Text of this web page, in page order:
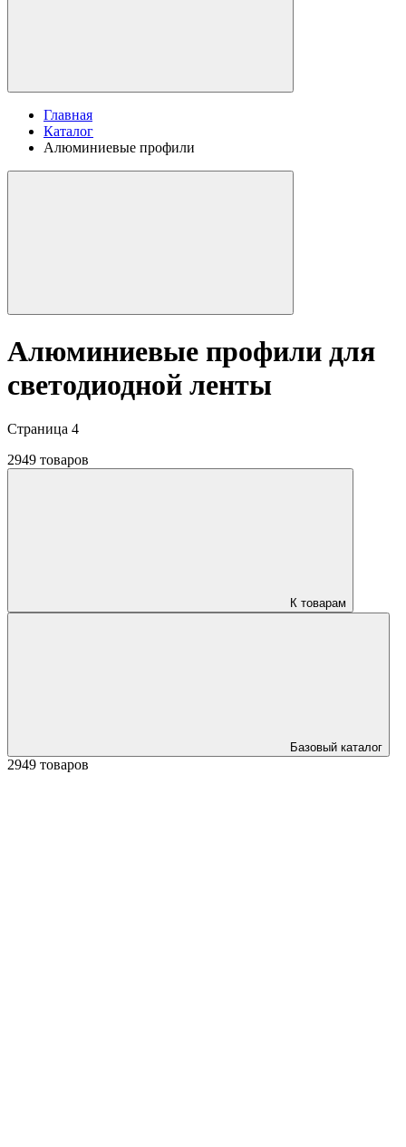
Главная
Каталог
Алюминиевые профили
Алюминиевые профили для
светодиодной ленты
Страница 4
2949 товаров
К товарам
Базовый каталог
2949 товаров